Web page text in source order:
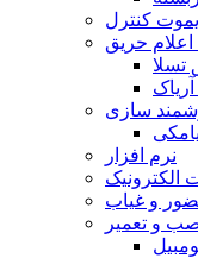
کنترل
حریق
تسلا
سازی
نرم افزار
الکترونیک
و غیاب
و تعمیر